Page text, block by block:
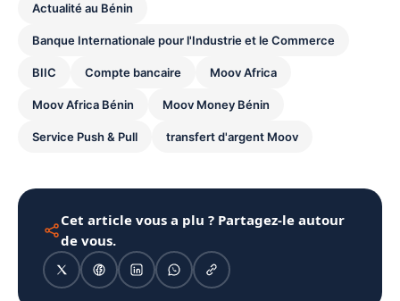
Actualité au Bénin
Banque Internationale pour l'Industrie et le Commerce
BIIC Compte bancaire Moov Africa
Moov Africa Bénin Moov Money Bénin
Service Push & Pull transfert d'argent Moov
Cet article vous a plu ? Partagez-le autour
de vous.